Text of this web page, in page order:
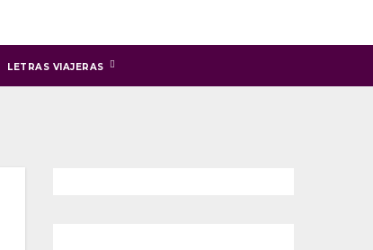
LETRAS VIAJERAS